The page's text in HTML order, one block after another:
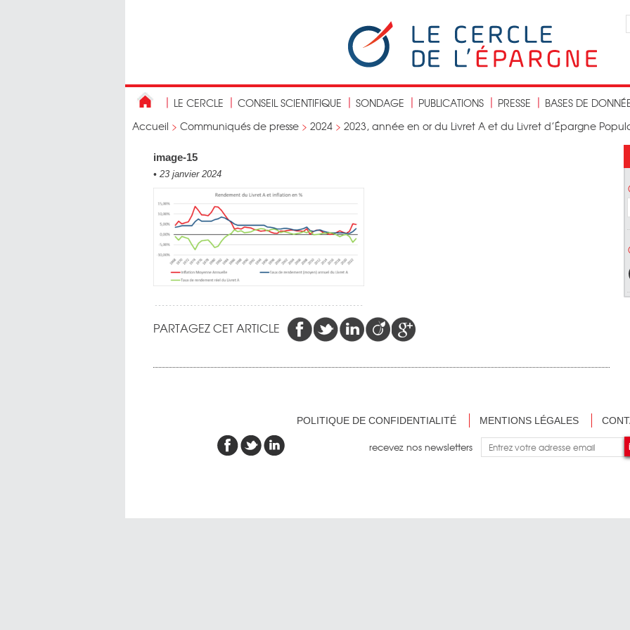
LE CERCLE CONSEIL SCIENTIFIQUE SONDAGE PUBLICATIONS PRESSE
BASES DE
Accueil > Communiqués de presse > 2024 > 2023, année en or du Livret A et du Livret d’Épargne
image-15
• 23 janvier 2024
PARTAGEZ CET ARTICLE
POLITIQUE DE CONFIDENTIALITÉ MENTIONS LÉGALES
recevez nos newsletters